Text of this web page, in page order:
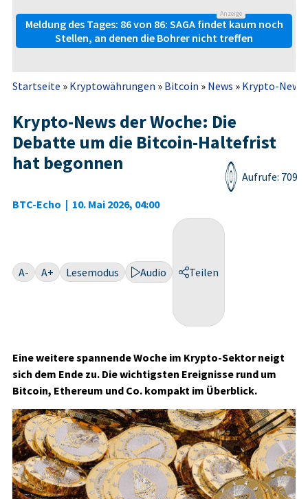
Anzeige
Meldung des Tages: 86 von 86: SAGA findet kaum noch
Stellen, an denen die Bohrer nicht treffen
Startseite » Kryptowährungen » Bitcoin » News » Krypto-News
Krypto-News der Woche: Die
Debatte um die Bitcoin-Haltefrist
hat begonnen
BTC-Echo | 10. Mai 2026, 04:00
Aufrufe: 709
A- A+ Lesemodus Audio Teilen
Eine weitere spannende Woche im Krypto-Sektor neigt
sich dem Ende zu. Die wichtigsten Ereignisse rund um
Bitcoin, Ethereum und Co. kompakt im Überblick.